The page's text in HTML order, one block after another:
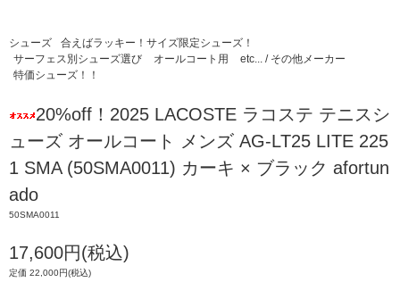
シューズ
合えばラッキー！サイズ限定シューズ！
サーフェス別シューズ選び
オールコート用
etc... / その他メーカー
特価シューズ！！
20%off！2025 LACOSTE ラコステ テニスシ
ューズ オールコート メンズ AG-LT25 LITE 225
1 SMA (50SMA0011) カーキ × ブラック afortun
ado
50SMA0011
17,600円(税込)
定価 22,000円(税込)